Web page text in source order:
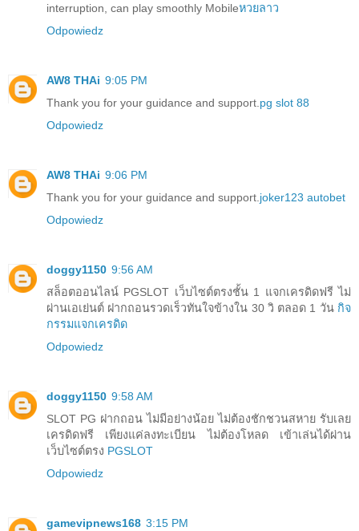
interruption, can play smoothly Mobileหวยลาว
Odpowiedz
AW8 THAi 9:05 PM
Thank you for your guidance and support.pg slot 88
Odpowiedz
AW8 THAi 9:06 PM
Thank you for your guidance and support.joker123 autobet
Odpowiedz
doggy1150 9:56 AM
สล็อตออนไลน์ PGSLOT เว็บไซต์ตรงชั้น 1 แจกเครดิดฟรี ไม่
ผ่านเอเย่นต์ ฝากถอนรวดเร็วทันใจข้างใน 30 วิ ตลอด 1 วัน กิจ
กรรมแจกเครดิด
Odpowiedz
doggy1150 9:58 AM
SLOT PG ฝากถอน ไม่มีอย่างน้อย ไม่ต้องชักชวนสหาย รับเลย
เครดิดฟรี เพียงแค่ลงทะเบียน ไม่ต้องโหลด เข้าเล่นได้ผ่าน
เว็บไซต์ตรง PGSLOT
Odpowiedz
gamevipnews168 3:15 PM